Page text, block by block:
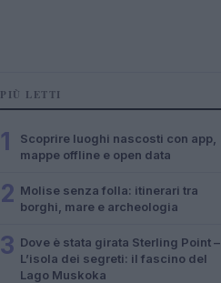
PIÙ LETTI
1
Scoprire luoghi nascosti con app,
mappe offline e open data
2 Molise senza folla: itinerari tra
borghi, mare e archeologia
3 Dove è stata girata Sterling Point –
L’isola dei segreti: il fascino del
Lago Muskoka